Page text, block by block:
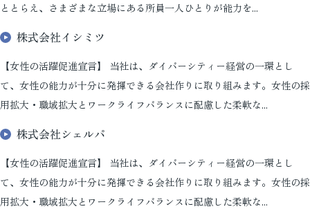
ととらえ、さまざまな立場にある所員一人ひとりが能力を...
株式会社イシミツ
【女性の活躍促進宣言】 当社は、ダイバーシティー経営の一環とし
て、女性の能力が十分に発揮できる会社作りに取り組みます。女性の採
用拡大・職域拡大とワークライフバランスに配慮した柔軟な...
株式会社シェルパ
【女性の活躍促進宣言】 当社は、ダイバーシティー経営の一環とし
て、女性の能力が十分に発揮できる会社作りに取り組みます。女性の採
用拡大・職域拡大とワークライフバランスに配慮した柔軟な...